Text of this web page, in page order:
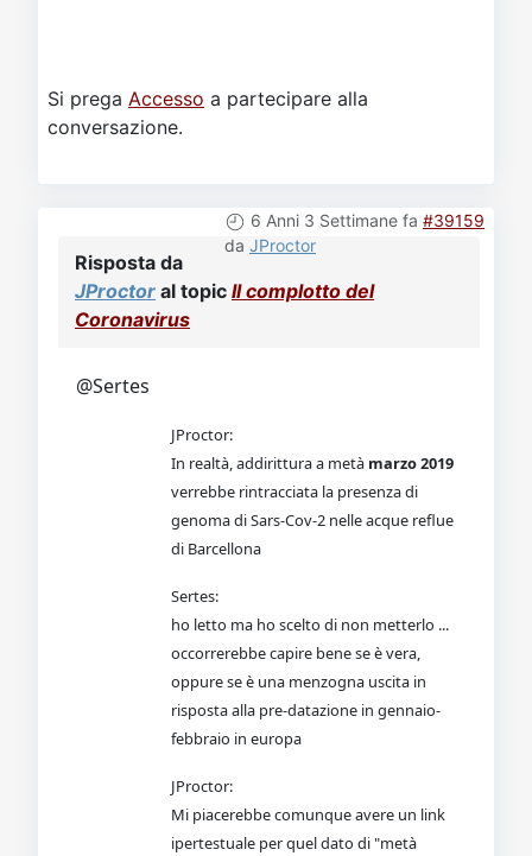
Si prega Accesso a partecipare alla
conversazione.
6 Anni 3 Settimane fa #39159
da JProctor
Risposta da
JProctor al topic Il complotto del
Coronavirus
@Sertes
JProctor:
In realtà, addirittura a metà marzo 2019
verrebbe rintracciata la presenza di
genoma di Sars-Cov-2 nelle acque reflue
di Barcellona
Sertes:
ho letto ma ho scelto di non metterlo ...
occorrerebbe capire bene se è vera,
oppure se è una menzogna uscita in
risposta alla pre-datazione in gennaio-
febbraio in europa
JProctor:
Mi piacerebbe comunque avere un link
ipertestuale per quel dato di "metà